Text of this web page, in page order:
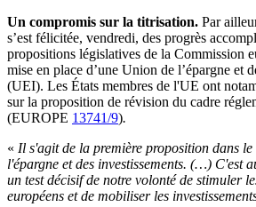
Un compromis sur la titrisation. Par
s’est félicitée, vendredi, des progrès
propositions législatives de la Commission
mise en place d’une Union de l’épargne et
(UEI). Les États membres de l'UE ont
sur la proposition de révision du cadre
(EUROPE 13741/9).
« Il s'agit de la première proposition dans
l'épargne et des investissements. (…) C'est
un test décisif de notre volonté de stimuler
européens et de mobiliser les